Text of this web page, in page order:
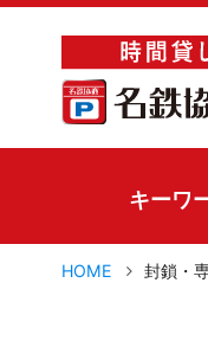
キーワ
HOME 封鎖・